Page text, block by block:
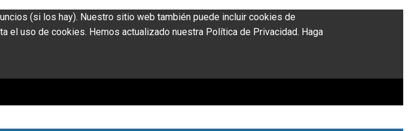
(si los hay). Nuestro sitio web también puede incluir cookies de
el uso de cookies. Hemos actualizado nuestra Política de Privacidad. Haga